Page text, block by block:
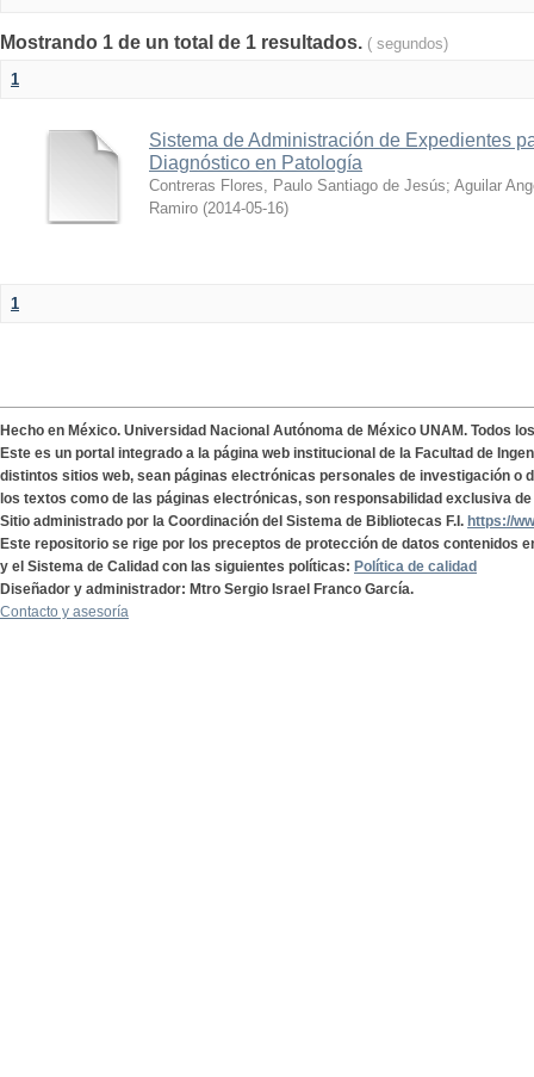
Mostrando 1 de un total de 1 resultados. ( segundos)
1
Sistema de Administración de Expedientes
Diagnóstico en Patología
Contreras Flores, Paulo Santiago de Jesús; Aguilar
Ramiro (2014-05-16)
1
Hecho en México. Universidad Nacional Autónoma de México UNAM. Todos
Este es un portal integrado a la página web institucional de la Facultad de
distintos sitios web, sean páginas electrónicas personales de investigación o
los textos como de las páginas electrónicas, son responsabilidad exclusiva
Sitio administrado por la Coordinación del Sistema de Bibliotecas F.I. https://
Este repositorio se rige por los preceptos de protección de datos contenidos
y el Sistema de Calidad con las siguientes políticas: Política de calidad
Diseñador y administrador: Mtro Sergio Israel Franco García.
Contacto y asesoría